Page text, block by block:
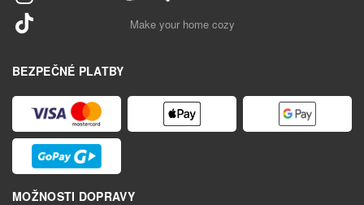
Make your home cozy
BEZPEČNÉ PLATBY
MOŽNOSTI DOPRAVY